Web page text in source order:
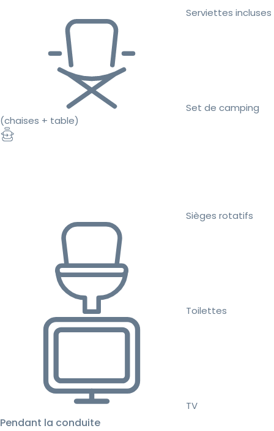
Serviettes incluses
Set de camping
(chaises + table)
Sièges rotatifs
Toilettes
TV
Pendant la conduite